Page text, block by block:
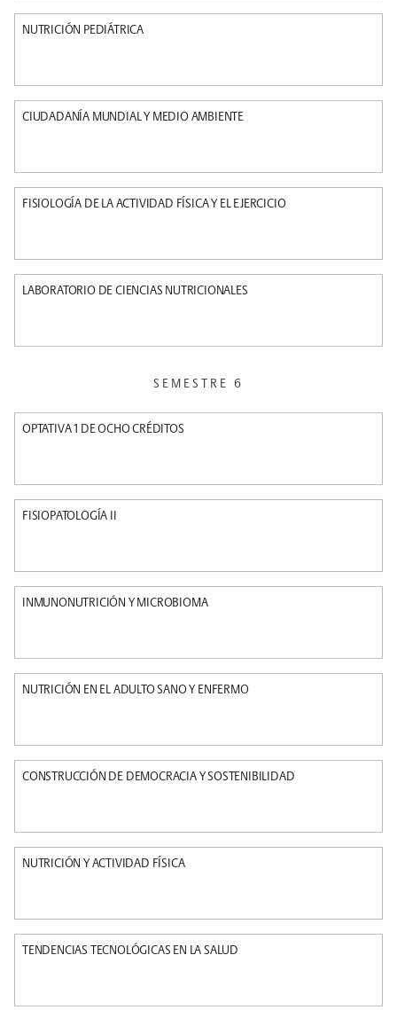
NUTRICIÓN PEDIÁTRICA
CIUDADANÍA MUNDIAL Y MEDIO AMBIENTE
FISIOLOGÍA DE LA ACTIVIDAD FÍSICA Y EL EJERCICIO
LABORATORIO DE CIENCIAS NUTRICIONALES
SEMESTRE 6
OPTATIVA 1 DE OCHO CRÉDITOS
FISIOPATOLOGÍA II
INMUNONUTRICIÓN Y MICROBIOMA
NUTRICIÓN EN EL ADULTO SANO Y ENFERMO
CONSTRUCCIÓN DE DEMOCRACIA Y SOSTENIBILIDAD
NUTRICIÓN Y ACTIVIDAD FÍSICA
TENDENCIAS TECNOLÓGICAS EN LA SALUD